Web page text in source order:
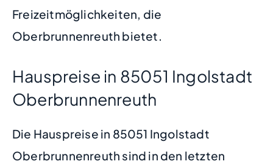
Freizeitmöglichkeiten, die
Oberbrunnenreuth bietet.
Hauspreise in 85051 Ingolstadt
Oberbrunnenreuth
Die Hauspreise in 85051 Ingolstadt
Oberbrunnenreuth sind in den letzten